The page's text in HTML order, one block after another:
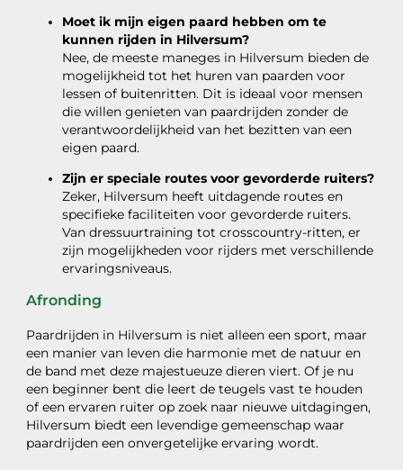
Moet ik mijn eigen paard hebben om te
kunnen rijden in Hilversum?
Nee, de meeste maneges in Hilversum bieden de
mogelijkheid tot het huren van paarden voor
lessen of buitenritten. Dit is ideaal voor mensen
die willen genieten van paardrijden zonder de
verantwoordelijkheid van het bezitten van een
eigen paard.
Zijn er speciale routes voor gevorderde ruiters?
Zeker, Hilversum heeft uitdagende routes en
specifieke faciliteiten voor gevorderde ruiters.
Van dressuurtraining tot crosscountry-ritten, er
zijn mogelijkheden voor rijders met verschillende
ervaringsniveaus.
Afronding
Paardrijden in Hilversum is niet alleen een sport, maar
een manier van leven die harmonie met de natuur en
de band met deze majestueuze dieren viert. Of je nu
een beginner bent die leert de teugels vast te houden
of een ervaren ruiter op zoek naar nieuwe uitdagingen,
Hilversum biedt een levendige gemeenschap waar
paardrijden een onvergetelijke ervaring wordt.